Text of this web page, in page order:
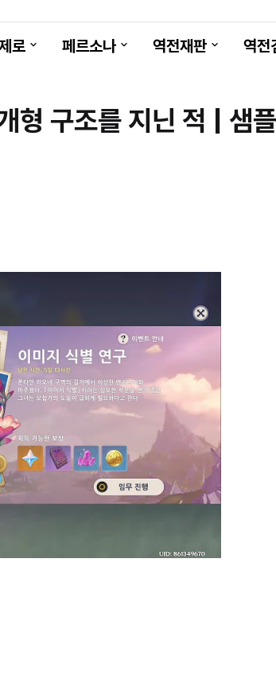
로 페르소나 역전재판 역전
형 구조를 지닌 적 | 샘